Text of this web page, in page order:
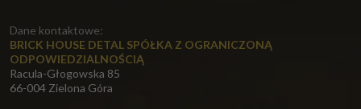
Dane kontaktowe:
BRICK HOUSE DETAL SPÓŁKA Z OGRANICZONĄ
ODPOWIEDZIALNOŚCIĄ
Racula-Głogowska 85
66-004 Zielona Góra